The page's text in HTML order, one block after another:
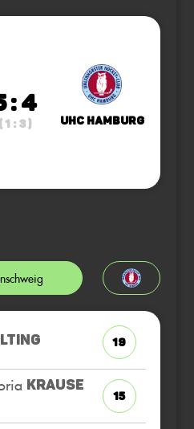
: 4
( 1 : 3 ) UHC Hamburg
19
KRAUSE
15